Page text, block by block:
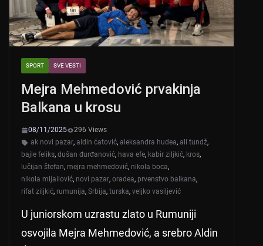
SPORT SVE VESTI
Mejra Mehmedović prvakinja
Balkana u krosu
08/11/2025
296 Views
ak novi pazar, aldin ćatović, aleksandra hudea, ali tundž,
bajle feliks, dušan đurđanović, hava efe, kabir ziljkić, kros,
lučijan štefan, mejra mehmedović, nikola boca,
nikola mijailović, novi pazar, oradea, prvenstvo balkana,
rifat ziljkić, rumunija, Srbija, turska, veljko vasiljević
U juniorskom uzrastu zlato u Rumuniji
osvojila Mejra Mehmedović, a srebro Aldin